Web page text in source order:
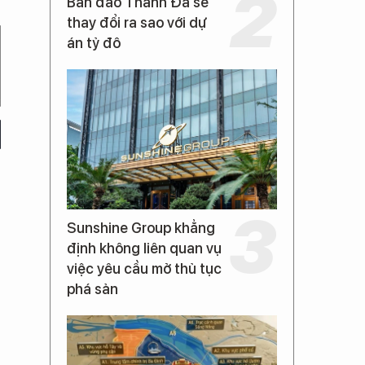
thay đổi ra sao với dự
án tỷ đô
Sunshine Group khẳng
định không liên quan vụ
việc yêu cầu mở thủ tục
phá sản